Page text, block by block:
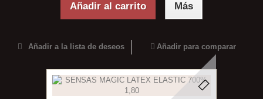
Añadir al carrito Más
Añadir a la lista de deseos Añadir para comparar